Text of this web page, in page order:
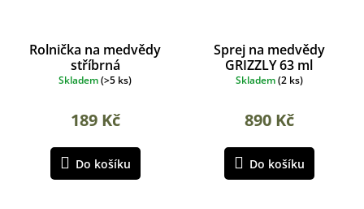
Rolnička na medvědy
stříbrná
Skladem(>5 ks)
189 Kč
Do košíku
Sprej na medvědy
GRIZZLY 63 ml
Skladem(2 ks)
890 Kč
Do košíku